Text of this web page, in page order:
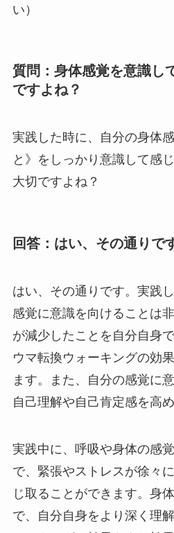
い）
質問：身体感覚を意識し
ですよね？
実践した時に、自分の身体
と》をしっかり意識して感
大切ですよね？
回答：はい、その通りで
はい、その通りです。実践
感覚に意識を向けることは
が減少したことを自分自身
ウマ転換ウォーキングの効
ます。また、自分の感覚に
自己理解や自己肯定感を高
実践中に、呼吸や身体の感
で、緊張やストレスが徐々
じ取ることができます。身
で、自分自身をより深く理